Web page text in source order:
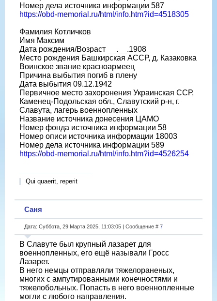
Номер дела источника информации 587
https://obd-memorial.ru/html/info.htm?id=4518305
Фамилия Котличков
Имя Максим
Дата рождения/Возраст __.__.1908
Место рождения Башкирская АССР, д. Казаковка
Воинское звание красноармеец
Причина выбытия погиб в плену
Дата выбытия 09.12.1942
Первичное место захоронения Украинская ССР,
Каменец-Подольская обл., Славутский р-н, г.
Славута, лагерь военнопленных
Название источника донесения ЦАМО
Номер фонда источника информации 58
Номер описи источника информации 18003
Номер дела источника информации 589
https://obd-memorial.ru/html/info.htm?id=4526254
Qui quaerit, reperit
Саня
Дата: Суббота, 29 Марта 2025, 11:03:05 | Сообщение # 7
В Славуте был крупный лазарет для
военнопленных, его ещё называли Гросс
Лазарет.
В него немцы отправляли тяжелораненых,
многих с ампутированными конечностями и
тяжелобольных. Попасть в него военнопленные
могли с любого направления.